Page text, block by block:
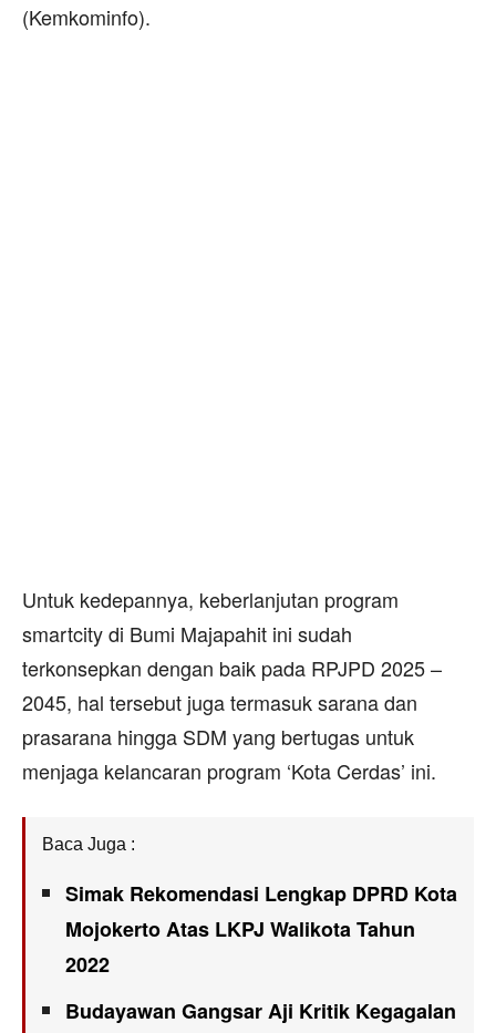
(Kemkominfo).
Untuk kedepannya, keberlanjutan program
smartcity di Bumi Majapahit ini sudah
terkonsepkan dengan baik pada RPJPD 2025 –
2045, hal tersebut juga termasuk sarana dan
prasarana hingga SDM yang bertugas untuk
menjaga kelancaran program ‘Kota Cerdas’ ini.
Baca Juga :
Simak Rekomendasi Lengkap DPRD Kota
Mojokerto Atas LKPJ Walikota Tahun
2022
Budayawan Gangsar Aji Kritik Kegagalan